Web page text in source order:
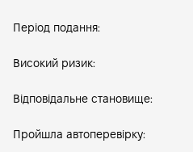
Період подання:
Високий ризик:
Відповідальне становище:
Пройшла автоперевірку: